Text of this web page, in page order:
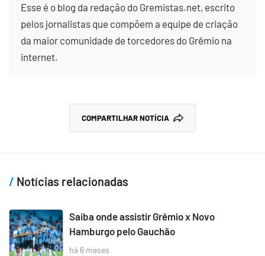
Esse é o blog da redação do Gremistas.net, escrito
pelos jornalistas que compõem a equipe de criação
da maior comunidade de torcedores do Grêmio na
internet.
COMPARTILHAR NOTÍCIA
Notícias relacionadas
Saiba onde assistir Grêmio x Novo
Hamburgo pelo Gauchão
há 6 meses